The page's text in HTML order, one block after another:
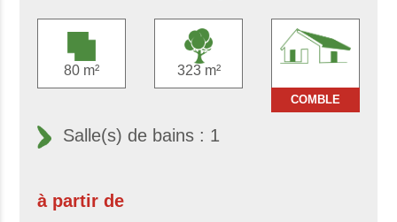
80 m² 323 m²
COMBLE
Salle(s) de bains : 1
à partir de